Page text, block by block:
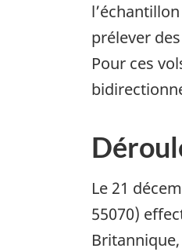
prélever
Pour ces
Le 21
55070)